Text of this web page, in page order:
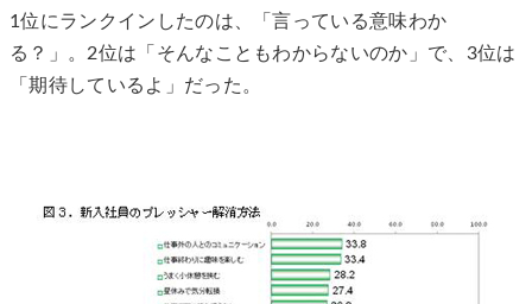
1位にランクインしたのは、「言っている意味わか
る？」。2位は「そんなこともわからないのか」で、3位は
「期待しているよ」だった。